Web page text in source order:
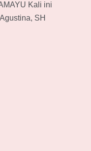
Kali ini
SH